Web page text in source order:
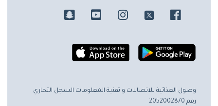
وصول الغذائية للاتصالات و تقنية المعلومات السجل التجاري
رقم 2052002870